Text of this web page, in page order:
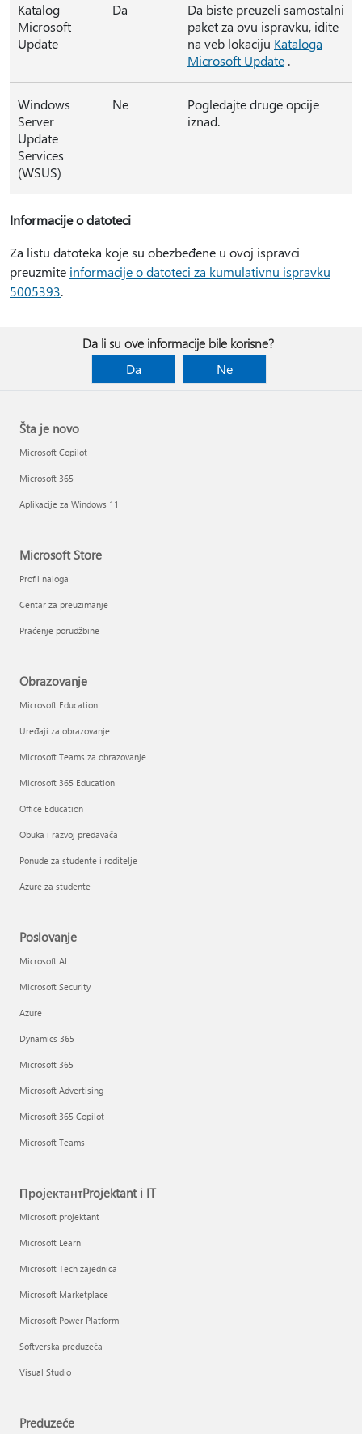
Katalog
Microsoft
Update
Da
Da biste preuzeli samostalni
paket za ovu ispravku, idite
na veb lokaciju Kataloga
Microsoft Update .
Windows
Server
Update
Services
(WSUS)
Ne
Pogledajte druge opcije
iznad.
Informacije o datoteci
Za listu datoteka koje su obezbeđene u ovoj ispravci
preuzmite informacije o datoteci za kumulativnu ispravku
5005393.
Da li su ove informacije bile korisne?
Da
Ne
Šta je novo
Microsoft Copilot
Microsoft 365
Aplikacije za Windows 11
Microsoft Store
Profil naloga
Centar za preuzimanje
Praćenje porudžbine
Obrazovanje
Microsoft Education
Uređaji za obrazovanje
Microsoft Teams za obrazovanje
Microsoft 365 Education
Office Education
Obuka i razvoj predavača
Ponude za studente i roditelje
Azure za studente
Poslovanje
Microsoft AI
Microsoft Security
Azure
Dynamics 365
Microsoft 365
Microsoft Advertising
Microsoft 365 Copilot
Microsoft Teams
ПројектантProjektant i IT
Microsoft projektant
Microsoft Learn
Microsoft Tech zajednica
Microsoft Marketplace
Microsoft Power Platform
Softverska preduzeća
Visual Studio
Preduzeće